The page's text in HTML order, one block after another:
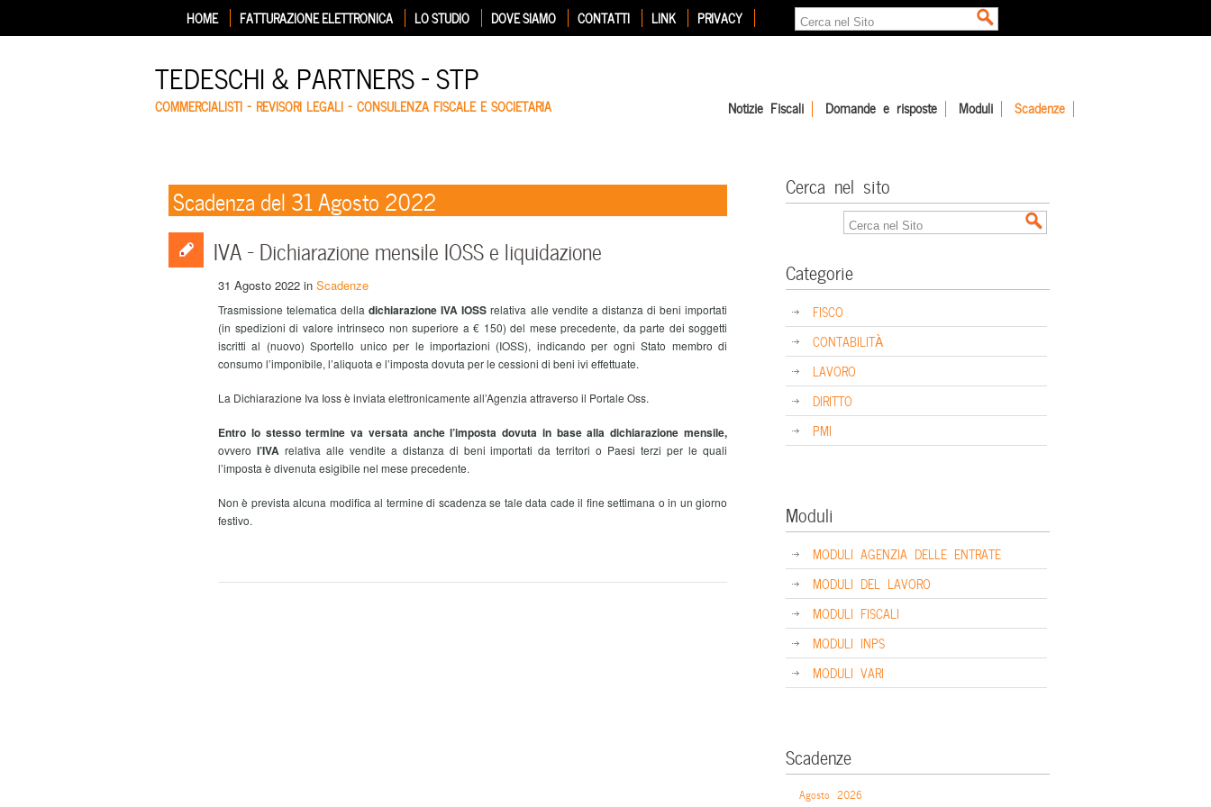
HOME FATTURAZIONE ELETTRONICA LO STUDIO DOVE SIAMO CONTATTI LINK PRIVACY
TEDESCHI & PARTNERS – STP
COMMERCIALISTI – REVISORI LEGALI – CONSULENZA FISCALE E SOCIETARIA Notizie Fiscali Domande e risposte Moduli Scadenze
Scadenza del 31 Agosto 2022
IVA – Dichiarazione mensile IOSS e liquidazione
31 Agosto 2022 in Scadenze
Trasmissione telematica delladichiarazione IVA IOSS relativa alle vendite a distanza di beni importati
(in spedizioni di valore intrinseco non superiore a € 150) del mese precedente, da parte dei soggetti
iscritti al (nuovo) Sportello unico per le importazioni (IOSS), indicando per ogni Stato membro di
consumo l’imponibile, l’aliquota e l’imposta dovuta per le cessioni di beni ivi effettuate.
La Dichiarazione Iva Ioss è inviata elettronicamente all’Agenzia attraverso il Portale Oss.
Entro lo stesso termine va versata anche l’imposta dovuta in base alla dichiarazione mensile,
ovvero l’IVA relativa alle vendite a distanza di beni importati da territori o Paesi terzi per le quali
l’imposta è divenuta esigibile nel mese precedente.
Non è prevista alcuna modifica al termine di scadenza se tale data cade il fine settimana o in un giorno
festivo.
Cerca nel sito
Categorie
FISCO
CONTABILITÀ
LAVORO
DIRITTO
PMI
Moduli
MODULI AGENZIA DELLE ENTRATE
MODULI DEL LAVORO
MODULI FISCALI
MODULI INPS
MODULI VARI
Scadenze
Agosto 2026